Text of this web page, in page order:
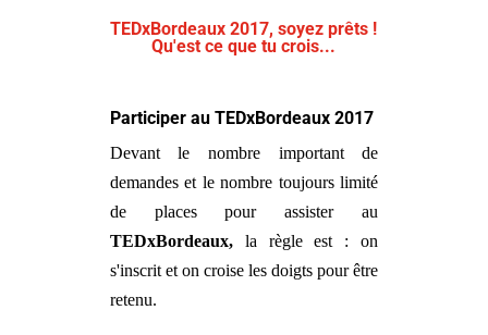
TEDxBordeaux 2017, soyez prêts !
Qu'est ce que tu crois...
Participer au TEDxBordeaux 2017
Devant le nombre important de
demandes et le nombre toujours limité
de places pour assister au
TEDxBordeaux,la règle est : on
s'inscrit et on croise les doigts pour être
retenu.